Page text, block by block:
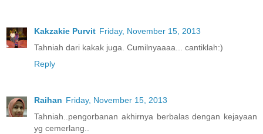
Kakzakie Purvit Friday, November 15, 2013
Tahniah dari kakak juga. Cumilnyaaaa... cantiklah:)
Reply
Raihan Friday, November 15, 2013
Tahniah..pengorbanan akhirnya berbalas dengan kejayaan
yg cemerlang..